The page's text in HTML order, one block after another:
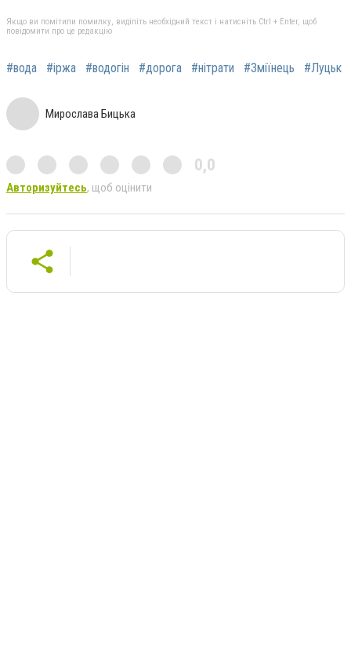
Якщо ви помітили помилку, виділіть необхідний текст і натисніть Ctrl + Enter, щоб
повідомити про це редакцію
#вода #іржа #водогін #дорога #нітрати #Зміїнець #Луцьк
Мирослава Бицька
0,0
Авторизуйтесь, щоб оцінити